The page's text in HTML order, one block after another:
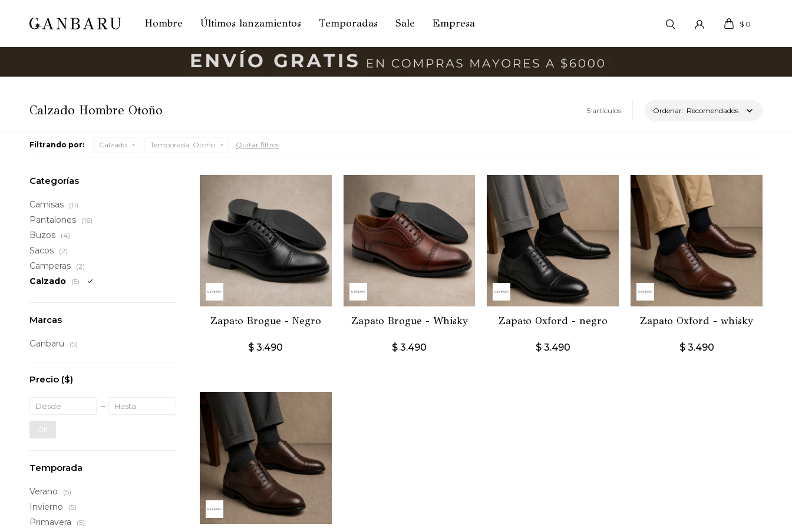
Hombre Últimos lanzamientos Temporadas Sale Empresa $ 0
Calzado Hombre Otoño 5 artículos Recomendados
Filtrando por: Calzado Temporada: Otoño Quitar filtros
Zapato Brogue - Negro
$ 3.490
Zapato Brogue - Whisky
$ 3.490
Zapato Oxford - negro
$ 3.490
Zapato Oxford - whisky
$ 3.490
Categorías
Camisas (11)
Pantalones (16)
Buzos (4)
Sacos (2)
Camperas (2)
Calzado (5)
Marcas
Ganbaru (5)
Precio ($)
OK
Temporada
Verano (5)
Invierno (5)
Primavera (5)